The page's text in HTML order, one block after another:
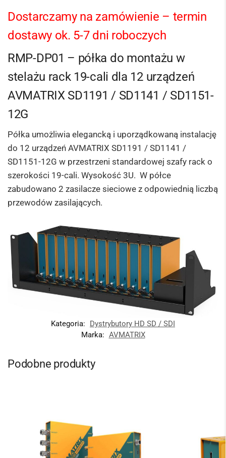
Dostarczamy na zamówienie – termin
dostawy ok. 5-7 dni roboczych
RMP-DP01 – półka do montażu w
stelażu rack 19-cali dla 12 urządzeń
AVMATRIX SD1191 / SD1141 / SD1151-
12G
Półka umożliwia elegancką i uporządkowaną instalację
do 12 urządzeń AVMATRIX SD1191 / SD1141 /
SD1151-12G w przestrzeni standardowej szafy rack o
szerokości 19-cali. Wysokość 3U. W półce
zabudowano 2 zasilacze sieciowe z odpowiednią liczbą
przewodów zasilających.
Kategoria:
Dystrybutory HD SD / SDI
Marka: AVMATRIX
Podobne produkty